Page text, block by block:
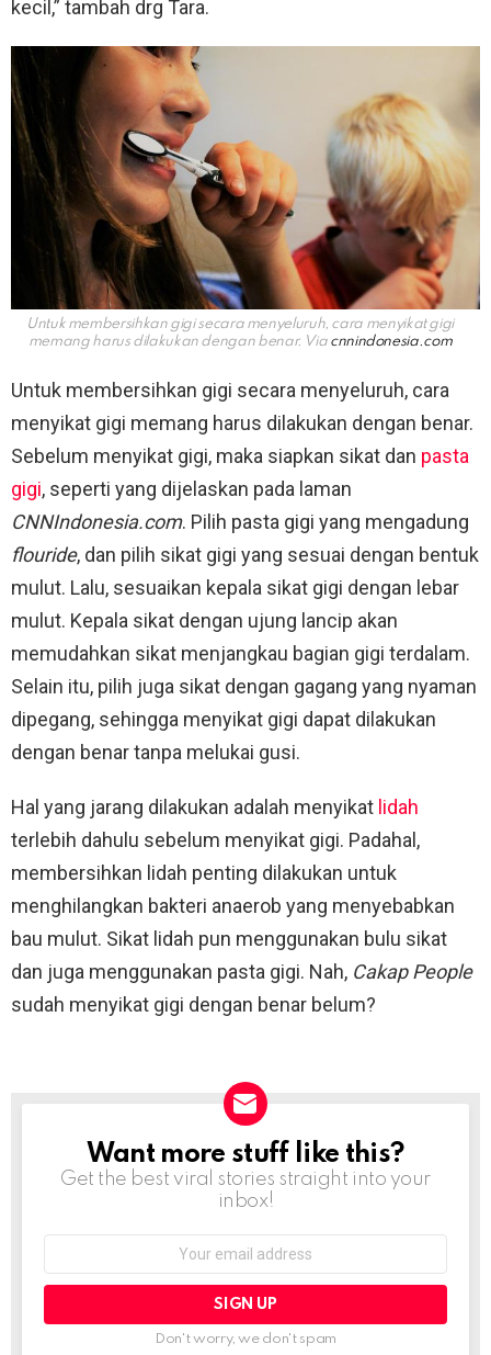
kecil,” tambah drg Tara.
Untuk membersihkan gigi secara menyeluruh, cara menyikat gigi
memang harus dilakukan dengan benar. Via cnnindonesia.com
Untuk membersihkan gigi secara menyeluruh, cara
menyikat gigi memang harus dilakukan dengan benar.
Sebelum menyikat gigi, maka siapkan sikat dan pasta
gigi, seperti yang dijelaskan pada laman
CNNIndonesia.com. Pilih pasta gigi yang mengadung
flouride, dan pilih sikat gigi yang sesuai dengan bentuk
mulut. Lalu, sesuaikan kepala sikat gigi dengan lebar
mulut. Kepala sikat dengan ujung lancip akan
memudahkan sikat menjangkau bagian gigi terdalam.
Selain itu, pilih juga sikat dengan gagang yang nyaman
dipegang, sehingga menyikat gigi dapat dilakukan
dengan benar tanpa melukai gusi.
Hal yang jarang dilakukan adalah menyikat lidah
terlebih dahulu sebelum menyikat gigi. Padahal,
membersihkan lidah penting dilakukan untuk
menghilangkan bakteri anaerob yang menyebabkan
bau mulut. Sikat lidah pun menggunakan bulu sikat
dan juga menggunakan pasta gigi. Nah, Cakap People
sudah menyikat gigi dengan benar belum?
NEWSLETTER
Want more stuff like this?
Get the best viral stories straight into your
inbox!
Don't worry, we don't spam